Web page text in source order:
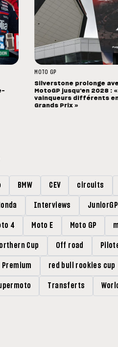
MOTO GP
Silverstone prolonge
MotoGP jusqu'en 2028 : «
vainqueurs différents en
Grands Prix »
BMW CEV circuits
Interviews JuniorGP
4 Moto E Moto GP
Cup Off road
Premium red bull rookies cup
Transferts